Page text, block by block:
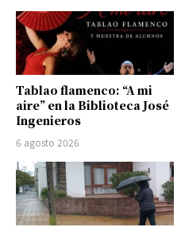
Tablao flamenco: “A mi
aire” en la Biblioteca José
Ingenieros
6 agosto 2026